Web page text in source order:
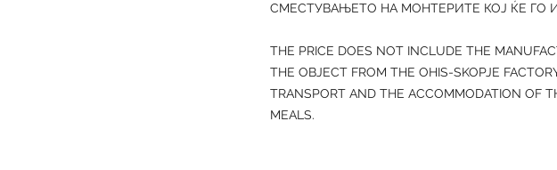
СМЕСТУВАЊЕТО НА МОНТЕРИТЕ КОЈ ЌЕ ГО
THE PRICE DOES NOT INCLUDE THE
THE OBJECT FROM THE OHIS-SKOPJE
TRANSPORT AND THE ACCOMMODATION OF
MEALS.